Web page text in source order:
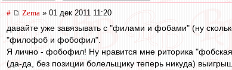
# Zema » 01 дек 2011 11:20
давайте уже завязывать с "филами и фобами" (ну
"филофоб и фобофил".
Я лично - фобофил! Ну нравится мне риторика
(да-да, без позиции болельщику теперь никуда)